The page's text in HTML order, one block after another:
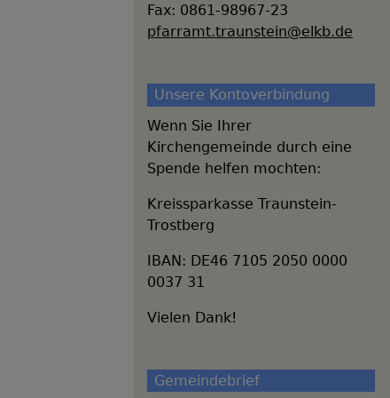
Fax: 0861-98967-23
pfarramt.traunstein@elkb.de
Unsere Kontoverbindung
Wenn Sie Ihrer
Kirchengemeinde durch eine
Spende helfen mochten:
Kreissparkasse Traunstein-
Trostberg
IBAN: DE46 7105 2050 0000
0037 31
Vielen Dank!
Gemeindebrief